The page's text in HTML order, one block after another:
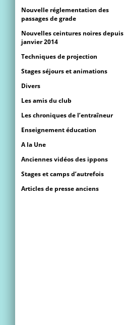
Nouvelle réglementation des
passages de grade
Nouvelles ceintures noires depuis
janvier 2014
Techniques de projection
Stages séjours et animations
Divers
Les amis du club
Les chroniques de l’entraîneur
Enseignement éducation
A la Une
Anciennes vidéos des ippons
Stages et camps d’autrefois
Articles de presse anciens